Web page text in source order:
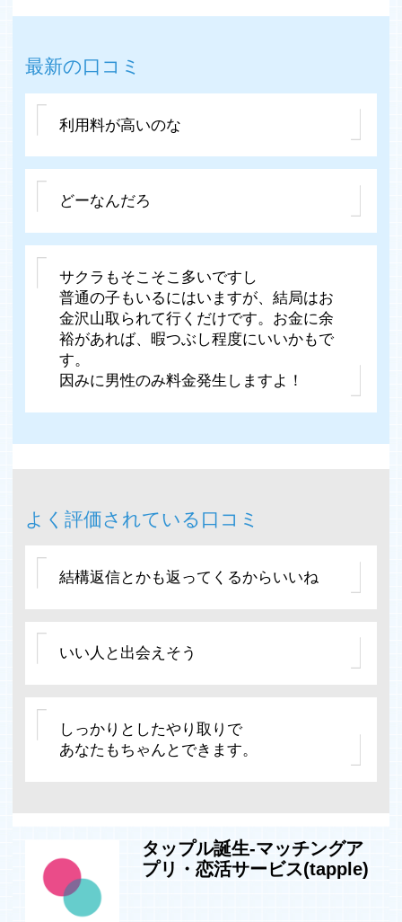
最新の口コミ
利用料が高いのな
どーなんだろ
サクラもそこそこ多いですし
普通の子もいるにはいますが、結局はお
金沢山取られて行くだけです。お金に余
裕があれば、暇つぶし程度にいいかもで
す。
因みに男性のみ料金発生しますよ！
よく評価されている口コミ
結構返信とかも返ってくるからいいね
いい人と出会えそう
しっかりとしたやり取りで
あなたもちゃんとできます。
タップル誕生-マッチングア
プリ・恋活サービス(tapple)